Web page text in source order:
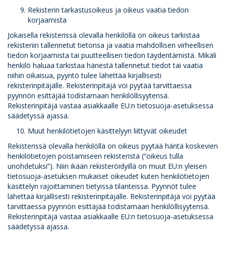
Rekisterin tarkastusoikeus ja oikeus vaatia tiedon
korjaamista
Jokaisella rekisterissä olevalla henkilöllä on oikeus tarkistaa
rekisteriin tallennetut tietonsa ja vaatia mahdollisen virheellisen
tiedon korjaamista tai puutteellisen tiedon täydentämistä. Mikäli
henkilö haluaa tarkistaa hänestä tallennetut tiedot tai vaatia
niihin oikaisua, pyyntö tulee lähettää kirjallisesti
rekisterinpitäjälle. Rekisterinpitäjä voi pyytää tarvittaessa
pyynnön esittäjää todistamaan henkilöllisyytensä.
Rekisterinpitäjä vastaa asiakkaalle EU:n tietosuoja-asetuksessa
säädetyssä ajassa.
Muut henkilötietojen käsittelyyn liittyvät oikeudet
Rekisterissä olevalla henkilöllä on oikeus pyytää häntä koskevien
henkilötietojen poistamiseen rekisteristä (“oikeus tulla
unohdetuksi”). Niin ikään rekisteröidyillä on muut EU:n yleisen
tietosuoja-asetuksen mukaiset oikeudet kuten henkilötietojen
käsittelyn rajoittaminen tietyissä tilanteissa. Pyynnöt tulee
lähettää kirjallisesti rekisterinpitäjälle. Rekisterinpitäjä voi pyytää
tarvittaessa pyynnön esittäjää todistamaan henkilöllisyytensä.
Rekisterinpitäjä vastaa asiakkaalle EU:n tietosuoja-asetuksessa
säädetyssä ajassa.